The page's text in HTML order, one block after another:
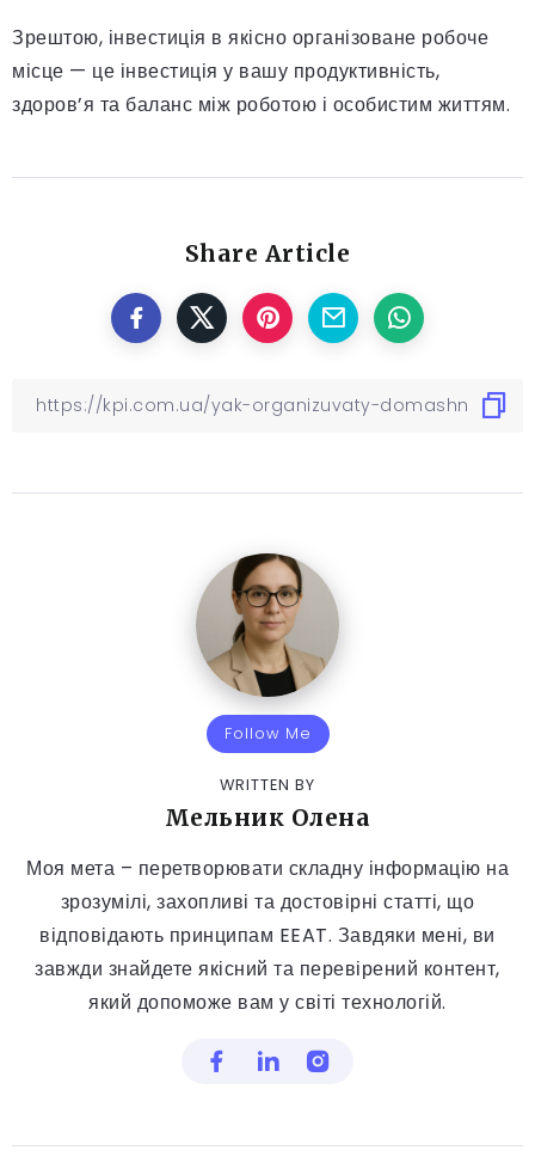
Зрештою, інвестиція в якісно організоване робоче
місце — це інвестиція у вашу продуктивність,
здоров’я та баланс між роботою і особистим життям.
Share Article
Follow Me
WRITTEN BY
Мельник Олена
Моя мета – перетворювати складну інформацію на
зрозумілі, захопливі та достовірні статті, що
відповідають принципам EEAT. Завдяки мені, ви
завжди знайдете якісний та перевірений контент,
який допоможе вам у світі технологій.